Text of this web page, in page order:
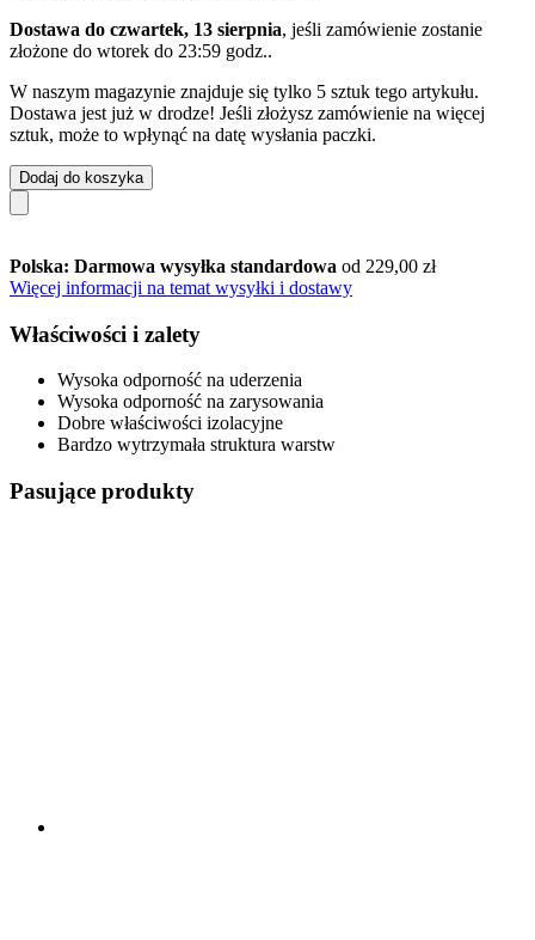
Dostawa do czwartek, 13 sierpnia, jeśli zamówienie zostanie
złożone do wtorek do 23:59 godz..
W naszym magazynie znajduje się tylko 5 sztuk tego artykułu.
Dostawa jest już w drodze! Jeśli złożysz zamówienie na więcej
sztuk, może to wpłynąć na datę wysłania paczki.
Dodaj do koszyka
Polska: Darmowa wysyłka standardowa od 229,00 zł
Więcej informacji na temat wysyłki i dostawy
Właściwości i zalety
Wysoka odporność na uderzenia
Wysoka odporność na zarysowania
Dobre właściwości izolacyjne
Bardzo wytrzymała struktura warstw
Pasujące produkty